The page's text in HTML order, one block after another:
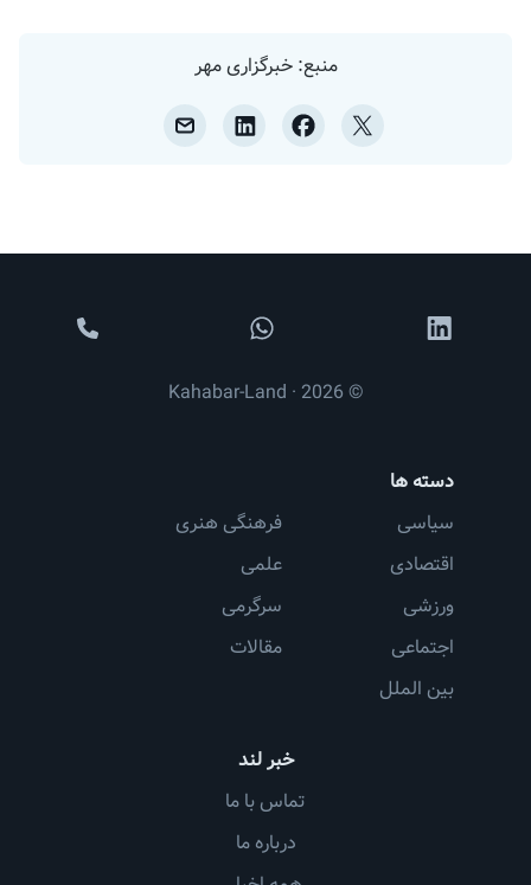
منبع: خبرگزاری مهر
خبر لند
تماس با ما
درباره ما
دسته ها
سیاسی
اقتصادی
ورزشی
اجتماعی
بین الملل
فرهنگی هنری
علمی
سرگرمی
مقالات
© 2026 · Kahabar-Land